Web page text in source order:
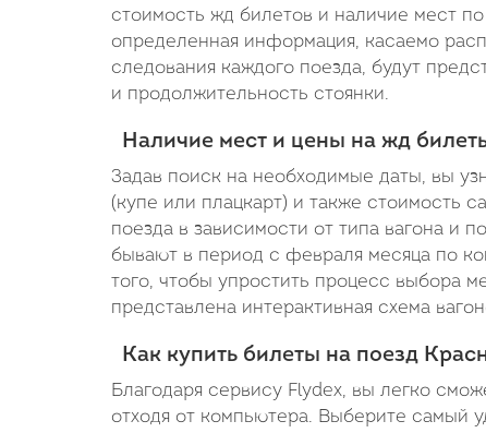
стоимость жд билетов и наличие мест
определенная информация, касаемо
следования каждого поезда, будут
и продолжительность стоянки.
Наличие мест и цены на жд
Задав поиск на необходимые даты, вы
(купе или плацкарт) и также стоимость
поезда в зависимости от типа вагона
бывают в период с февраля месяца по
того, чтобы упростить процесс выбора
представлена интерактивная схема
Как купить билеты на поезд
Благодаря сервису Flydex, вы легко
отходя от компьютера. Выберите самый